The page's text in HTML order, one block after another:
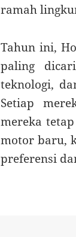
ramah
Tahun ini,
paling
teknologi,
Setiap
mereka
motor baru,
preferensi